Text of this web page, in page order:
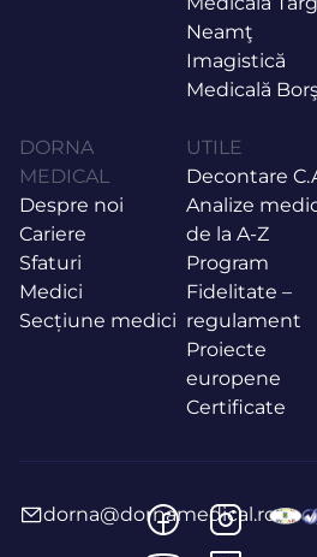
Neamţ
Imagistică
Medicală
DORNA
MEDICAL
Despre noi
Cariere
Sfaturi
Medici
Secțiune medici
UTILE
Decontare
Analize
de la A-Z
Program
Fidelitate –
regulament
Proiecte
europene
Certificate
dorna@dornamedical.ro